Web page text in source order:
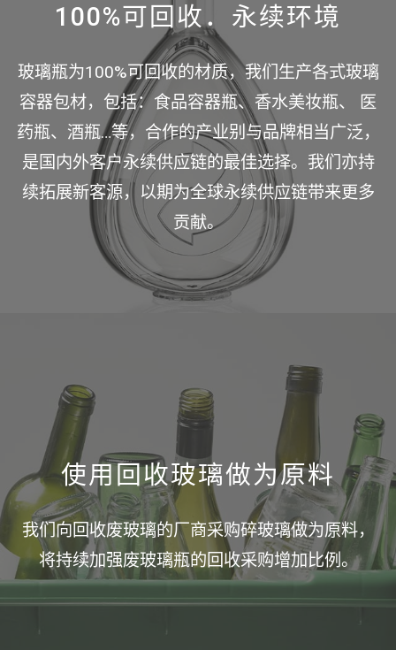
100%可回收．永续环境
玻璃瓶为100%可回收的材质，我们生产各式玻璃
容器包材，包括：食品容器瓶、香水美妆瓶、 医
药瓶、酒瓶…等，合作的产业别与品牌相当广泛，
是国内外客户永续供应链的最佳选择。我们亦持
续拓展新客源，以期为全球永续供应链带来更多
贡献。
使用回收玻璃做为原料
我们向回收废玻璃的厂商采购碎玻璃做为原料，
将持续加强废玻璃瓶的回收采购增加比例。